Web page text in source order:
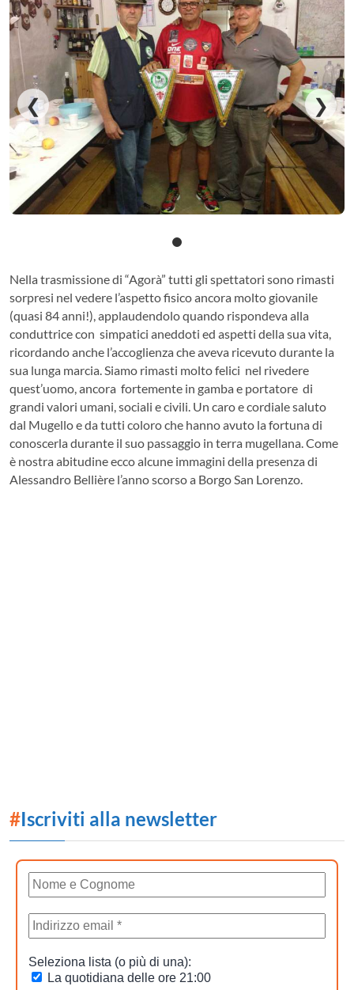
❮ ❯
Nella trasmissione di “Agorà” tutti gli spettatori sono rimasti
sorpresi nel vedere l’aspetto fisico ancora molto giovanile
(quasi 84 anni!), applaudendolo quando rispondeva alla
conduttrice con simpatici aneddoti ed aspetti della sua vita,
ricordando anche l’accoglienza che aveva ricevuto durante la
sua lunga marcia. Siamo rimasti molto felici nel rivedere
quest’uomo, ancora fortemente in gamba e portatore di
grandi valori umani, sociali e civili. Un caro e cordiale saluto
dal Mugello e da tutti coloro che hanno avuto la fortuna di
conoscerla durante il suo passaggio in terra mugellana. Come
è nostra abitudine ecco alcune immagini della presenza di
Alessandro Bellière l’anno scorso a Borgo San Lorenzo.
#Iscriviti alla newsletter